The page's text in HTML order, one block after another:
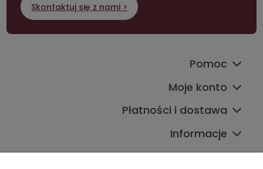
Skontaktuj się z nami >
Pomoc
Moje konto
Płatności i dostawa
Informacje
Kontakt ze sklepem